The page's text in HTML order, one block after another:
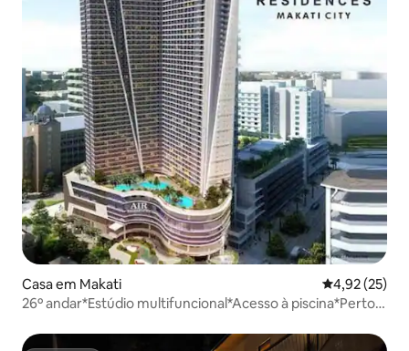
Casa em Makati Classificação
4,92 (25)
26º andar*Estúdio multifuncional*Acesso à piscina*Perto